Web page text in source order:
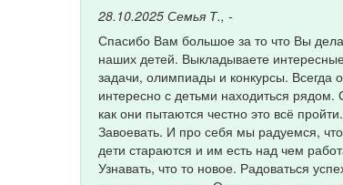
28.10.2025Семья Т., -
Спасибо Вам большое за то что Вы
наших детей. Выкладываете
задачи, олимпиады и конкурсы. Всегда
интересно с детьми находиться рядом.
как они пытаются честно это всё пройти.
Завоевать. И про себя мы радуемся,
дети стараются и им есть над чем
Узнавать, что то новое. Радоваться